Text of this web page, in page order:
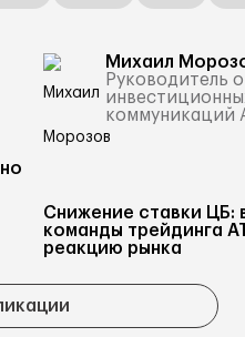
Михаил
Руководитель
коммуникаций
Снижение ставки ЦБ:
команды трейдинга
реакцию рынка